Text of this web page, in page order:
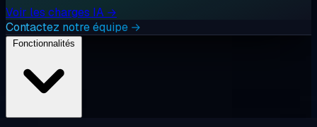
Voir les charges IA →
Contactez notre équipe →